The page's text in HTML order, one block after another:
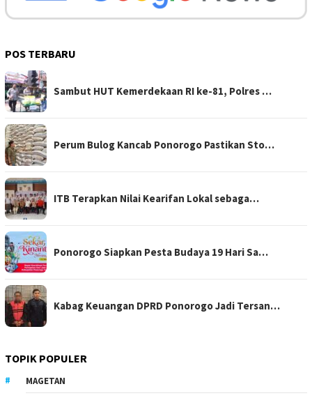
POS TERBARU
Sambut HUT Kemerdekaan RI ke-81, Polres …
Perum Bulog Kancab Ponorogo Pastikan Sto…
ITB Terapkan Nilai Kearifan Lokal sebaga…
Ponorogo Siapkan Pesta Budaya 19 Hari Sa…
Kabag Keuangan DPRD Ponorogo Jadi Tersan…
TOPIK POPULER
MAGETAN